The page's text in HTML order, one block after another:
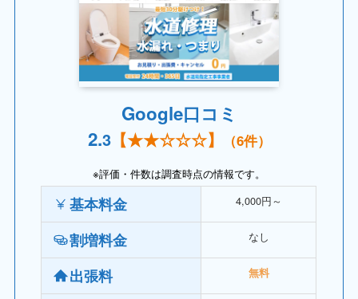
Google口コミ
2.3【★★☆☆☆】 （6件）
※評価・件数は調査時点の情報です。
基本料金 4,000円～
割増料金 なし
出張料 無料